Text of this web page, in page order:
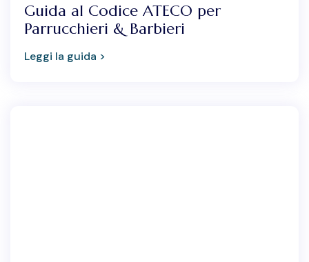
Guida al Codice ATECO per
Parrucchieri & Barbieri
Leggi la guida >